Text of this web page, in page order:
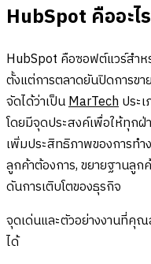
HubSpot คืออะไ
HubSpot คือซอฟต์แวร์สำ
ตั้งแต่การตลาดยันปิดการข
จัดได้ว่าเป็นMarTechประ
โดยมีจุดประสงค์เพื่อให้ทุกฝ่
เพิ่มประสิทธิภาพของการทำ
ลูกค้าต้องการ, ขยายฐานลู
ดันการเติบโตของธุรกิจ
จุดเด่นและตัวอย่างงานที่คุ
ได้